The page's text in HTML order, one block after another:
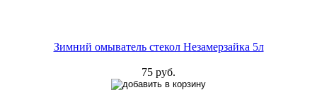
Зимний омыватель стекол Незамерзайка 5л
75 руб.